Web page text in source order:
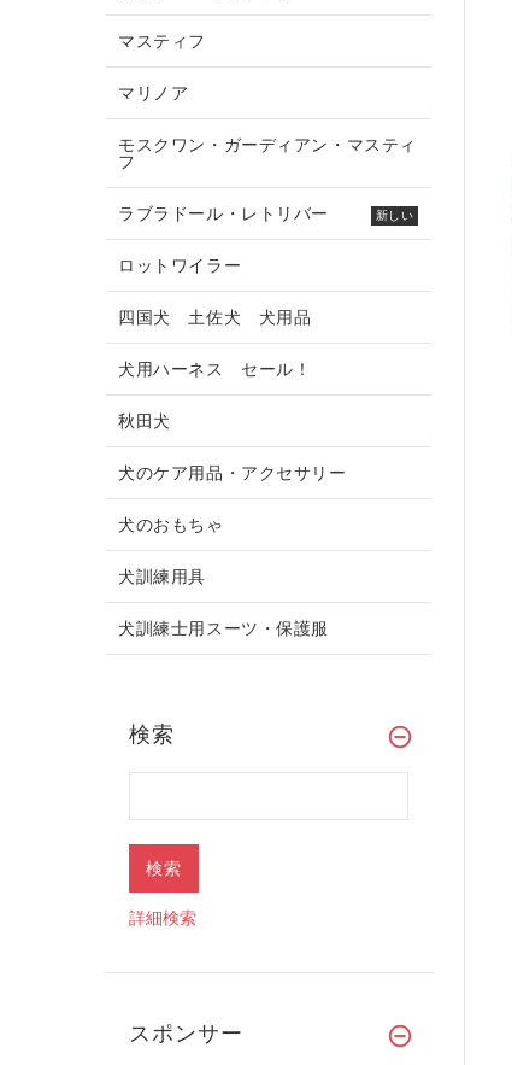
マスティフ
マリノア
モスクワン・ガーディアン・マスティ
フ
ラブラドール・レトリバー 新しい
ロットワイラー
四国犬 土佐犬 犬用品
犬用ハーネス セール！
秋田犬
犬のケア用品・アクセサリー
犬のおもちゃ
犬訓練用具
犬訓練士用スーツ・保護服
検索
詳細検索
スポンサー